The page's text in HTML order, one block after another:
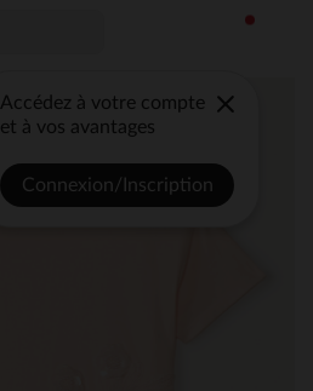
Accédez à votre compte
et à vos avantages
Connexion/Inscription